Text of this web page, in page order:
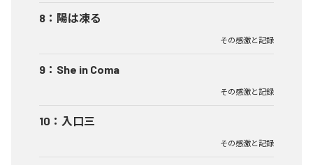
8 ： 陽は凍る
その感激と記録
9 ： She in Coma
その感激と記録
10 ： 入口三
その感激と記録